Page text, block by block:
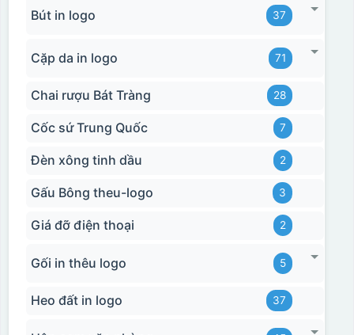
Bút in logo 37
Cặp da in logo 71
Chai rượu Bát Tràng 28
Cốc sứ Trung Quốc 7
Đèn xông tinh dầu 2
Gấu Bông theu-logo 3
Giá đỡ điện thoại 2
Gối in thêu logo 5
Heo đất in logo 37